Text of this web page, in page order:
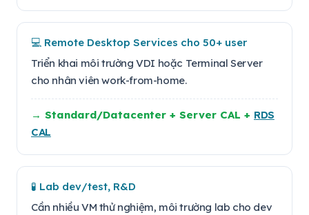
💻 Remote Desktop Services cho 50+ user
Triển khai môi trường VDI hoặc Terminal Server
cho nhân viên work-from-home.
→ Standard/Datacenter + Server CAL + RDS
CAL
🧪 Lab dev/test, R&D
Cần nhiều VM thử nghiệm, môi trường lab cho dev